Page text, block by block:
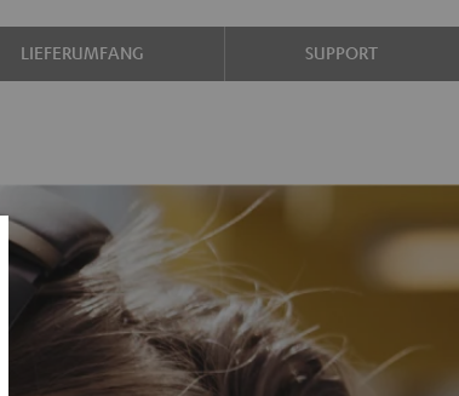
LIEFERUMFANG SUPPORT